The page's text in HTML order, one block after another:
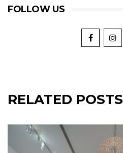
FOLLOW US
RELATED POSTS